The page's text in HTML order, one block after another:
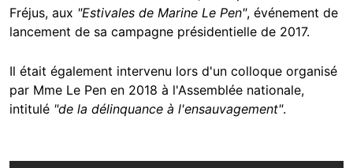
Fréjus, aux "Estivales de Marine Le Pen", événement de
lancement de sa campagne présidentielle de 2017.
Il était également intervenu lors d'un colloque organisé
par Mme Le Pen en 2018 à l'Assemblée nationale,
intitulé "de la délinquance à l'ensauvagement".